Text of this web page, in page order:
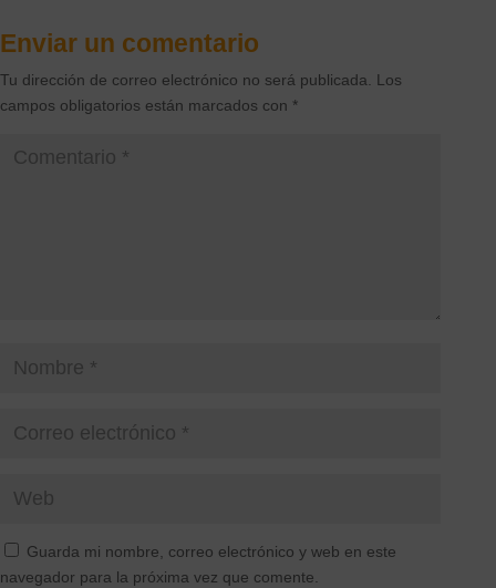
Enviar un comentario
Tu dirección de correo electrónico no será publicada.
Los
campos obligatorios están marcados con *
Guarda mi nombre, correo electrónico y web en este
navegador para la próxima vez que comente.